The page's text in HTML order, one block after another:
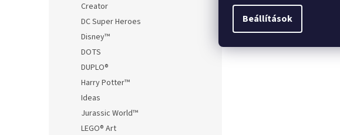
Beállítások
Creator
DC Super Heroes
Disney™
DOTS
DUPLO®
Harry Potter™
Ideas
Jurassic World™
LEGO® Art